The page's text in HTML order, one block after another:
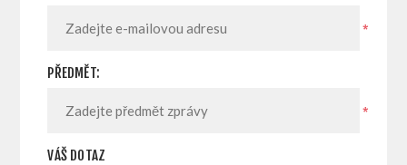
*
PŘEDMĚT:
*
VÁŠ DOTAZ